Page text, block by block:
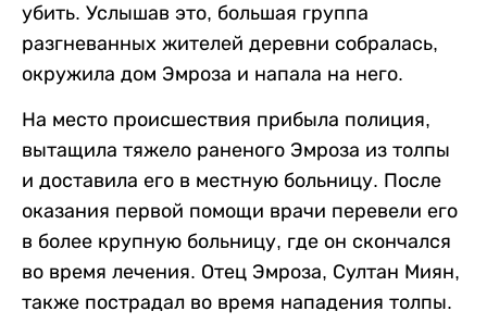
убить. Услышав это, большая группа
разгневанных жителей деревни собралась,
окружила дом Эмроза и напала на него.
На место происшествия прибыла полиция,
вытащила тяжело раненого Эмроза из толпы
и доставила его в местную больницу. После
оказания первой помощи врачи перевели его
в более крупную больницу, где он скончался
во время лечения. Отец Эмроза, Султан Миян,
также пострадал во время нападения толпы.